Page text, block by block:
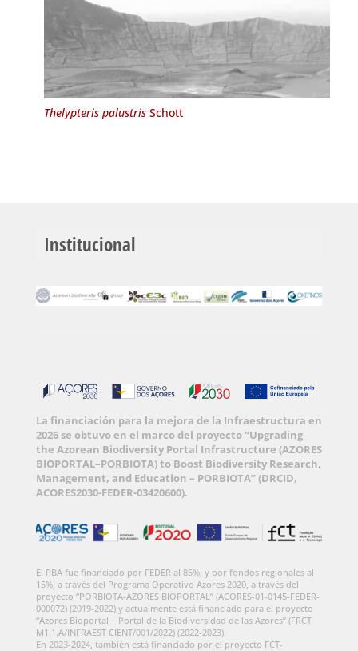
Thelypteris palustrisSchott
Institucional
La financiación para la mejora de la Infraestructura en
2026 se obtuvo en el marco del proyecto “Upgrading
the Azorean Biodiversity Portal Infrastructure (AZORES
BIOPORTAL–PORBIOTA) to Boost Biodiversity Research,
Management, and Education – PORBIOTA” (DRCID,
ACORES2030-FEDER-03420600).
El PBA fue financiado por FEDER al 85%, y por fondos regionales al
15%, a través del Programa Operativo Azores 2020, a través del
proyecto “PORBIOTA-AZORES BIOPORTAL” (ACORES-01-0145-FEDER-
000072) (2019-2022) y actualmente está financiado para el proyecto
“Azores Bioportal – Portal de la Biodiversidad de las Azores” (FRCT
M1.1.A/INFRAEST CIENT/001/2022) (2022-2023).
En 2023-2024, también está financiado por el proyecto FCT-